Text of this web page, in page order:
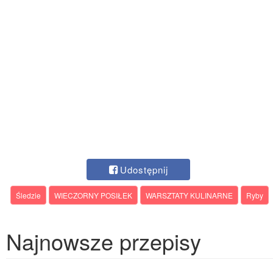
Udostępnij
Śledzie WIECZORNY POSIŁEK WARSZTATY KULINARNE Ryby
Najnowsze przepisy